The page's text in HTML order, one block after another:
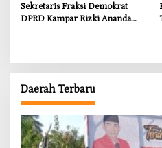
Sekretaris Fraksi Demokrat
DPRD Kampar Rizki Ananda
Daerah Terbaru